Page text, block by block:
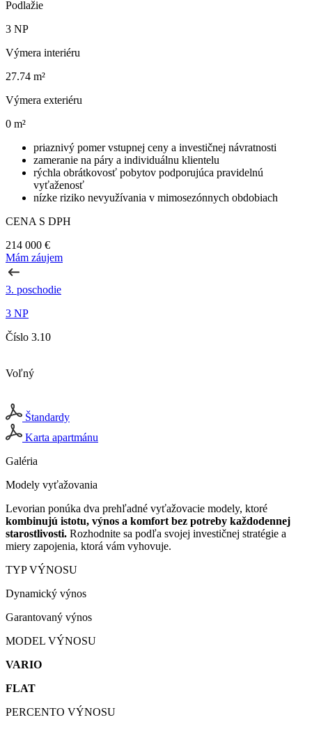
Podlažie
3 NP
Výmera interiéru
27.74 m²
Výmera exteriéru
0 m²
priaznivý pomer vstupnej ceny a investičnej návratnosti
zameranie na páry a individuálnu klientelu
rýchla obrátkovosť pobytov podporujúca pravidelnú
vyťaženosť
nízke riziko nevyužívania v mimosezónnych obdobiach
CENA S DPH
214 000 €
Mám záujem
3. poschodie
3 NP
Číslo 3.10
Voľný
Štandardy
Karta apartmánu
Galéria
Modely vyťažovania
Levorian ponúka dva prehľadné vyťažovacie modely, ktoré
kombinujú istotu, výnos a komfort bez potreby každodennej
starostlivosti. Rozhodnite sa podľa svojej investičnej stratégie a
miery zapojenia, ktorá vám vyhovuje.
TYP VÝNOSU
Dynamický výnos
Garantovaný výnos
MODEL VÝNOSU
VARIO
FLAT
PERCENTO VÝNOSU